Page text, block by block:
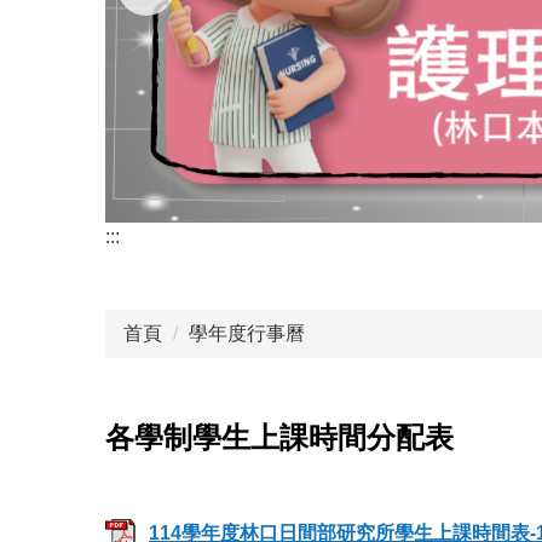
:::
首頁 學年度行事曆
各學制學生上課時間分配表
114學年度林口日間部研究所學生上課時間表